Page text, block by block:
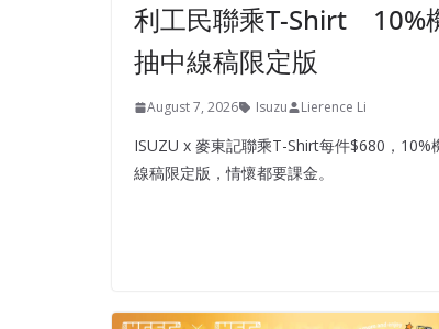
利工民聯乘T-Shirt 10%
抽中線稿限定版
August 7, 2026 Isuzu Lierence Li
ISUZU x 麥東記聯乘T-Shirt每件$680，10%
線稿限定版，情懷都要課金。